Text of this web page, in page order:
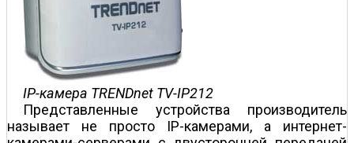
IP-камера TRENDnet TV-IP212
Представленные устройства производитель
называет не просто IP-камерами, а интернет-